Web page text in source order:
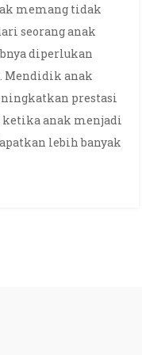
memang tidak
seorang anak
diperlukan
Mendidik anak
prestasi
ketika anak menjadi
lebih banyak